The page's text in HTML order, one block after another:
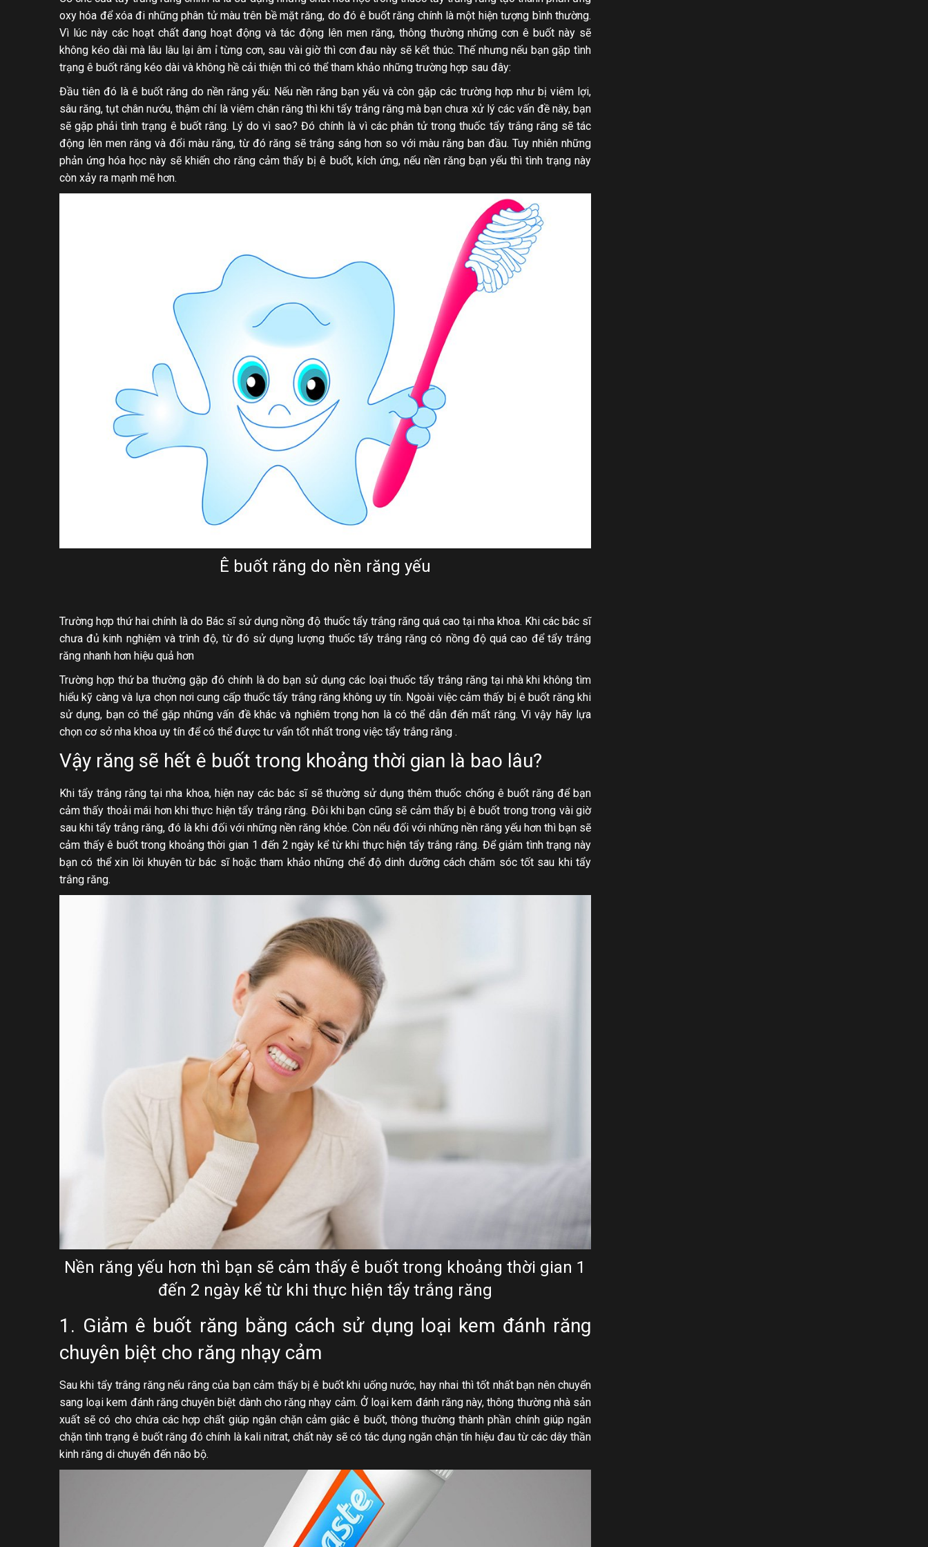
oxy hóa để xóa đi những phân tử màu trên bề mặt răng, do đó ê buốt răng chính là một hiện tượng bình thường.
Vì lúc này các hoạt chất đang hoạt động và tác động lên men răng, thông thường những cơn ê buốt này sẽ
không kéo dài mà lâu lâu lại âm ỉ từng cơn, sau vài giờ thì cơn đau này sẽ kết thúc. Thế nhưng nếu bạn gặp tình
trạng ê buốt răng kéo dài và không hề cải thiện thì có thể tham khảo những trường hợp sau đây:
Đầu tiên đó là ê buốt răng do nền răng yếu: Nếu nền răng bạn yếu và còn gặp các trường hợp như bị viêm lợi,
sâu răng, tụt chân nướu, thậm chí là viêm chân răng thì khi tẩy trắng răng mà bạn chưa xử lý các vấn đề này, bạn
sẽ gặp phải tình trạng ê buốt răng. Lý do vì sao? Đó chính là vì các phân tử trong thuốc tẩy trắng răng sẽ tác
động lên men răng và đổi màu răng, từ đó răng sẽ trắng sáng hơn so với màu răng ban đầu. Tuy nhiên những
phản ứng hóa học này sẽ khiến cho răng cảm thấy bị ê buốt, kích ứng, nếu nền răng bạn yếu thì tình trạng này
còn xảy ra mạnh mẽ hơn.
Ê buốt răng do nền răng yếu
Trường hợp thứ hai chính là do Bác sĩ sử dụng nồng độ thuốc tẩy trắng răng quá cao tại nha khoa. Khi các bác sĩ
chưa đủ kinh nghiệm và trình độ, từ đó sử dụng lượng thuốc tẩy trắng răng có nồng độ quá cao để tẩy trắng
răng nhanh hơn hiệu quả hơn
Trường hợp thứ ba thường gặp đó chính là do bạn sử dụng các loại thuốc tẩy trắng răng tại nhà khi không tìm
hiểu kỹ càng và lựa chọn nơi cung cấp thuốc tẩy trắng răng không uy tín. Ngoài việc cảm thấy bị ê buốt răng khi
sử dụng, bạn có thể gặp những vấn đề khác và nghiêm trọng hơn là có thể dẫn đến mất răng. Vì vậy hãy lựa
chọn cơ sở nha khoa uy tín để có thể được tư vấn tốt nhất trong việc tẩy trắng răng .
Vậy răng sẽ hết ê buốt trong khoảng thời gian là bao lâu?
Khi tẩy trắng răng tại nha khoa, hiện nay các bác sĩ sẽ thường sử dụng thêm thuốc chống ê buốt răng để bạn
cảm thấy thoải mái hơn khi thực hiện tẩy trắng răng. Đôi khi bạn cũng sẽ cảm thấy bị ê buốt trong trong vài giờ
sau khi tẩy trắng răng, đó là khi đối với những nền răng khỏe. Còn nếu đối với những nền răng yếu hơn thì bạn sẽ
cảm thấy ê buốt trong khoảng thời gian 1 đến 2 ngày kể từ khi thực hiện tẩy trắng răng. Để giảm tình trạng này
bạn có thể xin lời khuyên từ bác sĩ hoặc tham khảo những chế độ dinh dưỡng cách chăm sóc tốt sau khi tẩy
trắng răng.
Nền răng yếu hơn thì bạn sẽ cảm thấy ê buốt trong khoảng thời gian 1
đến 2 ngày kể từ khi thực hiện tẩy trắng răng
1. Giảm ê buốt răng bằng cách sử dụng loại kem đánh răng
chuyên biệt cho răng nhạy cảm
Sau khi tẩy trắng răng nếu răng của bạn cảm thấy bị ê buốt khi uống nước, hay nhai thì tốt nhất bạn nên chuyển
sang loại kem đánh răng chuyên biệt dành cho răng nhạy cảm. Ở loại kem đánh răng này, thông thường nhà sản
xuất sẽ có cho chứa các hợp chất giúp ngăn chặn cảm giác ê buốt, thông thường thành phần chính giúp ngăn
chặn tình trạng ê buốt răng đó chính là kali nitrat, chất này sẽ có tác dụng ngăn chặn tín hiệu đau từ các dây thần
kinh răng di chuyển đến não bộ.